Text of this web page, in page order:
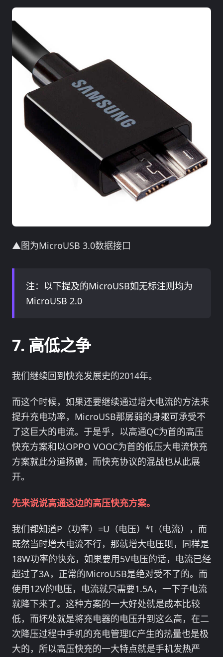
▲图为MicroUSB 3.0数据接口
注：以下提及的MicroUSB如无标注则均为
MicroUSB 2.0
高低之争
我们继续回到快充发展史的2014年。
而这个时候，如果还要继续通过增大电流的方法来
提升充电功率，MicroUSB那孱弱的身躯可承受不
了这巨大的电流。于是乎，以高通QC为首的高压
快充方案和以OPPO VOOC为首的低压大电流快充
方案就此分道扬镳，而快充协议的混战也从此展
开。
先来说说高通这边的高压快充方案。
我们都知道P（功率）=U（电压）*I（电流），而
既然当时增大电流不行，那就增大电压呗，同样是
18W功率的快充，如果要用5V电压的话，电流已经
超过了3A，正常的MicroUSB是绝对受不了的。而
使用12V的电压，电流就只需要1.5A，一下子电流
就降下来了。这种方案的一大好处就是成本比较
低，而坏处就是将充电器的电压升到这么高，在二
次降压过程中手机的充电管理IC产生的热量也是极
大的，所以高压快充的一大特点就是手机发热严